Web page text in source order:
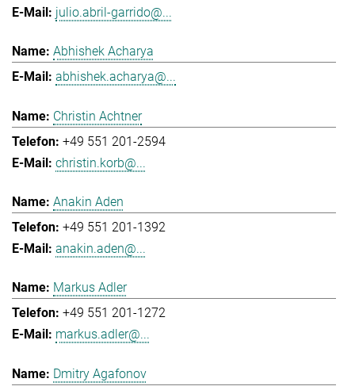
julio.abril-garrido@...
Abhishek Acharya
abhishek.acharya@...
Christin Achtner
+49 551 201-2594
christin.korb@...
Anakin Aden
+49 551 201-1392
anakin.aden@...
Markus Adler
+49 551 201-1272
markus.adler@...
Dmitry Agafonov